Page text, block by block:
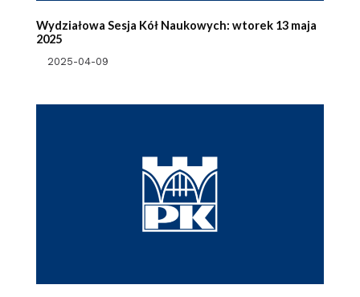
Wydziałowa Sesja Kół Naukowych: wtorek 13 maja
2025
2025-04-09